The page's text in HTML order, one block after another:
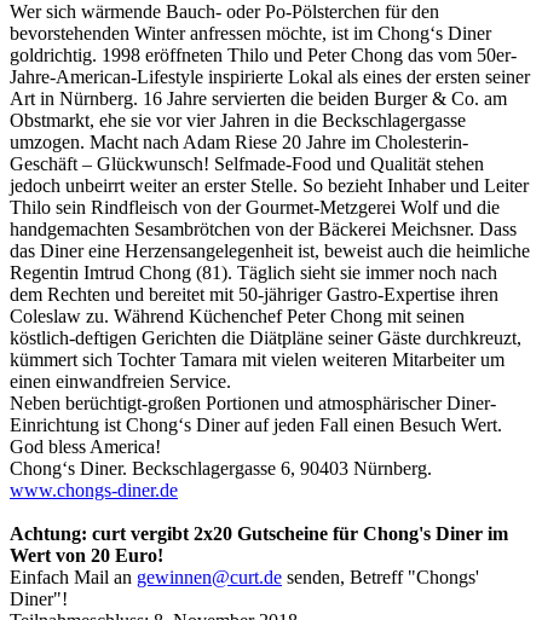
Wer sich wärmende Bauch- oder Po-Pölsterchen für den
bevorstehenden Winter anfressen möchte, ist im Chong‘s Diner
goldrichtig. 1998 eröffneten Thilo und Peter Chong das vom 50er-
Jahre-American-Lifestyle inspirierte Lokal als eines der ersten seiner
Art in Nürnberg. 16 Jahre servierten die beiden Burger & Co. am
Obstmarkt, ehe sie vor vier Jahren in die Beckschlagergasse
umzogen. Macht nach Adam Riese 20 Jahre im Cholesterin-
Geschäft – Glückwunsch! Selfmade-Food und Qualität stehen
jedoch unbeirrt weiter an erster Stelle. So bezieht Inhaber und Leiter
Thilo sein Rindfleisch von der Gourmet-Metzgerei Wolf und die
handgemachten Sesambrötchen von der Bäckerei Meichsner. Dass
das Diner eine Herzensangelegenheit ist, beweist auch die heimliche
Regentin Imtrud Chong (81). Täglich sieht sie immer noch nach
dem Rechten und bereitet mit 50-jähriger Gastro-Expertise ihren
Coleslaw zu. Während Küchenchef Peter Chong mit seinen
köstlich-deftigen Gerichten die Diätpläne seiner Gäste durchkreuzt,
kümmert sich Tochter Tamara mit vielen weiteren Mitarbeiter um
einen einwandfreien Service.
Neben berüchtigt-großen Portionen und atmosphärischer Diner-
Einrichtung ist Chong‘s Diner auf jeden Fall einen Besuch Wert.
God bless America!
Chong‘s Diner. Beckschlagergasse 6, 90403 Nürnberg.
www.chongs-diner.de
Achtung: curt vergibt 2x20 Gutscheine für Chong's Diner im
Wert von 20 Euro!
Einfach Mail an gewinnen@curt.de senden, Betreff "Chongs'
Diner"!